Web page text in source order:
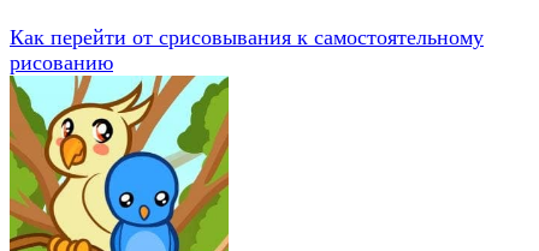
Как перейти от срисовывания к самостоятельному
рисованию